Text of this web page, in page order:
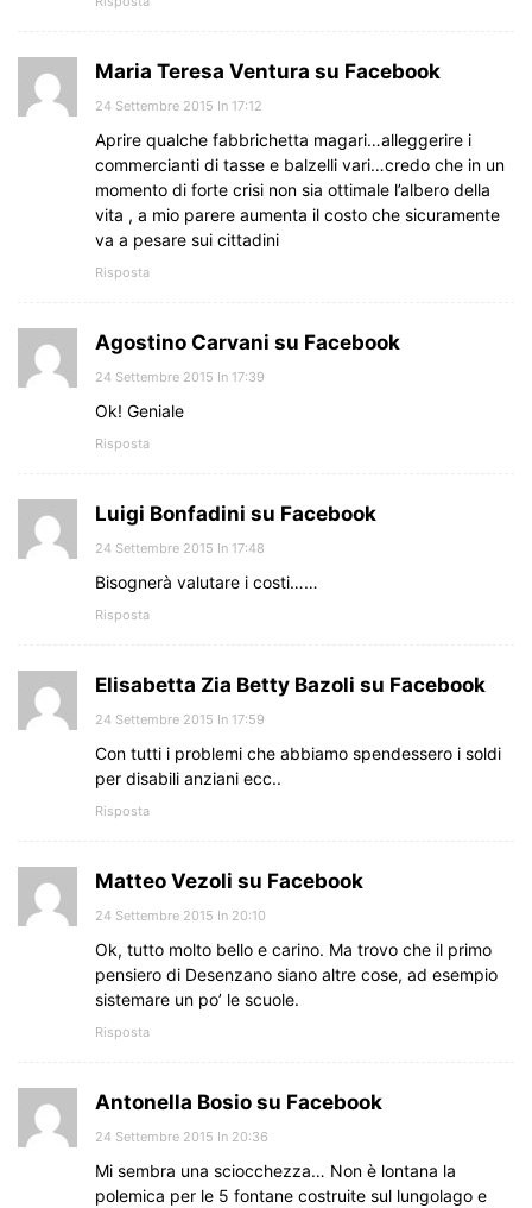
Maria Teresa Ventura su Facebook
24 Settembre 2015 In 17:12
Aprire qualche fabbrichetta magari…alleggerire i
commercianti di tasse e balzelli vari…credo che in un
momento di forte crisi non sia ottimale l’albero della
vita , a mio parere aumenta il costo che sicuramente
va a pesare sui cittadini
Risposta
Agostino Carvani su Facebook
24 Settembre 2015 In 17:39
Ok! Geniale
Risposta
Luigi Bonfadini su Facebook
24 Settembre 2015 In 17:48
Bisognerà valutare i costi……
Risposta
Elisabetta Zia Betty Bazoli su Facebook
24 Settembre 2015 In 17:59
Con tutti i problemi che abbiamo spendessero i soldi
per disabili anziani ecc..
Risposta
Matteo Vezoli su Facebook
24 Settembre 2015 In 20:10
Ok, tutto molto bello e carino. Ma trovo che il primo
pensiero di Desenzano siano altre cose, ad esempio
sistemare un po’ le scuole.
Risposta
Antonella Bosio su Facebook
24 Settembre 2015 In 20:36
Mi sembra una sciocchezza… Non è lontana la
polemica per le 5 fontane costruite sul lungolago e